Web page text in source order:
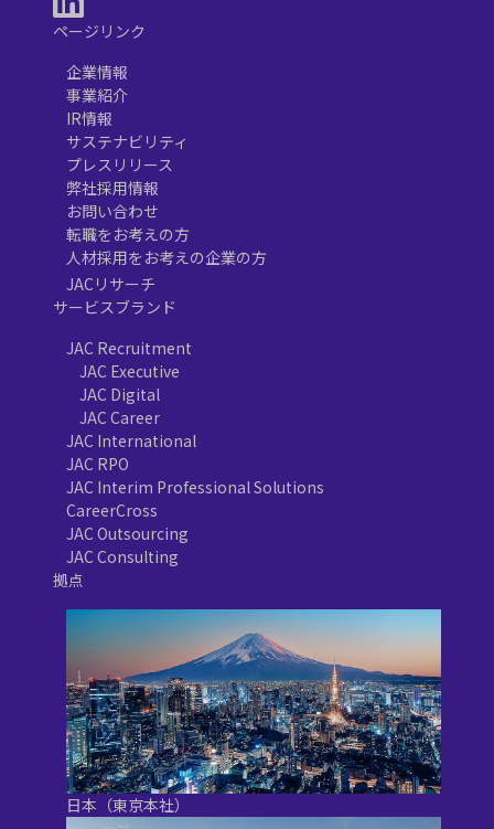
ページリンク
企業情報
事業紹介
IR情報
サステナビリティ
プレスリリース
弊社採用情報
お問い合わせ
転職をお考えの方
人材採用をお考えの企業の方
JACリサーチ
サービスブランド
JAC Recruitment
JAC Executive
JAC Digital
JAC Career
JAC International
JAC RPO
JAC Interim Professional Solutions
CareerCross
JAC Outsourcing
JAC Consulting
拠点
日本（東京本社）